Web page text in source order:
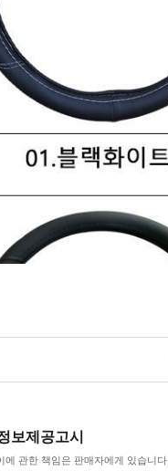
보제공고시
에 관한 책임은 판매자에게 있습니다